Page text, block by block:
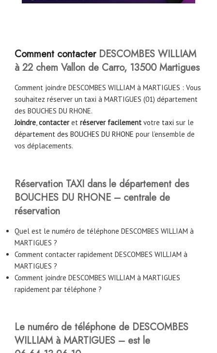
Comment contacterDESCOMBES WILLIAM
à 22 chem Vallon de Carro, 13500 Martigues
Comment joindre DESCOMBES WILLIAM à MARTIGUES : Vous
souhaitez réserver un taxi à MARTIGUES (01) département
des BOUCHES DU RHONE.
Joindre,contacteret réserver facilement votre taxi sur le
département des BOUCHES DU RHONE pour l’ensemble de
vos déplacements.
Réservation TAXI dans le département des
BOUCHES DU RHONE – centrale de
réservation
Quel est le numéro de téléphone DESCOMBES WILLIAM à
MARTIGUES ?
Comment contacter rapidement DESCOMBES WILLIAM à
MARTIGUES ?
Comment joindre DESCOMBES WILLIAM à MARTIGUES
rapidement par téléphone ?
Le numéro de téléphone de DESCOMBES
WILLIAM à MARTIGUES – est le